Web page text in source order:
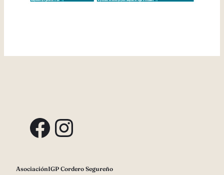
Facebook Instagram
AsociaciónIGP Cordero Segureño